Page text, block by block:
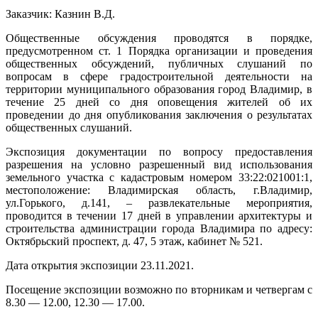
Заказчик: Казнин В.Д.
Общественные обсуждения проводятся в порядке,
предусмотренном ст. 1 Порядка организации и проведения
общественных обсуждений, публичных слушаний по
вопросам в сфере градостроительной деятельности на
территории муниципального образования город Владимир, в
течение 25 дней со дня оповещения жителей об их
проведении до дня опубликования заключения о результатах
общественных слушаний.
Экспозиция документации по вопросу предоставления
разрешения на условно разрешенный вид использования
земельного участка с кадастровым номером 33:22:021001:1,
местоположение: Владимирская область, г.Владимир,
ул.Горького, д.141, – развлекательные мероприятия,
проводится в течении 17 дней в управлении архитектуры и
строительства администрации города Владимира по адресу:
Октябрьский проспект, д. 47, 5 этаж, кабинет № 521.
Дата открытия экспозиции 23.11.2021.
Посещение экспозиции возможно по вторникам и четвергам с
8.30 — 12.00, 12.30 — 17.00.